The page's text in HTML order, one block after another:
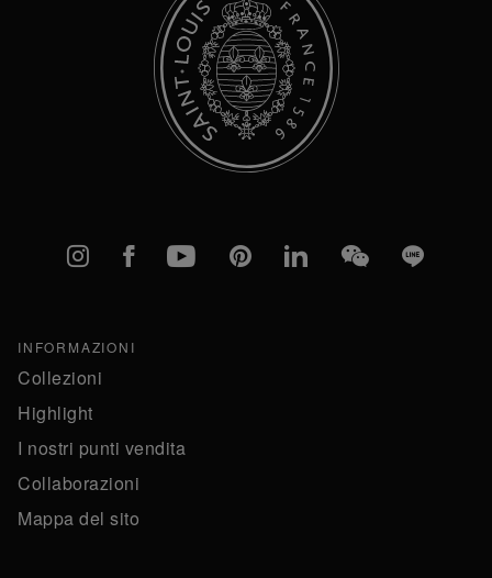
Instagram
FacebookYouTubePinterestlinkedInWeChatLine
INFORMAZIONI
Collezioni
Highlight
I nostri punti vendita
Collaborazioni
Mappa del sito